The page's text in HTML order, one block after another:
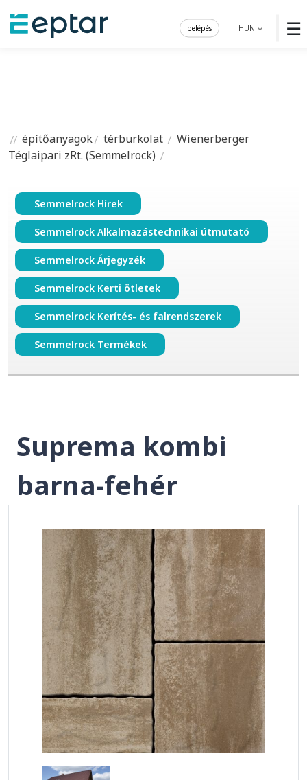
☰
HUN
belépés
építőanyagok térburkolat
Wienerberger
Téglaipari zRt. (Semmelrock)
Semmelrock Hírek
Semmelrock Alkalmazástechnikai útmutató
Semmelrock Árjegyzék
Semmelrock Kerti ötletek
Semmelrock Kerítés- és falrendszerek
Semmelrock Termékek
Suprema kombi
barna-fehér